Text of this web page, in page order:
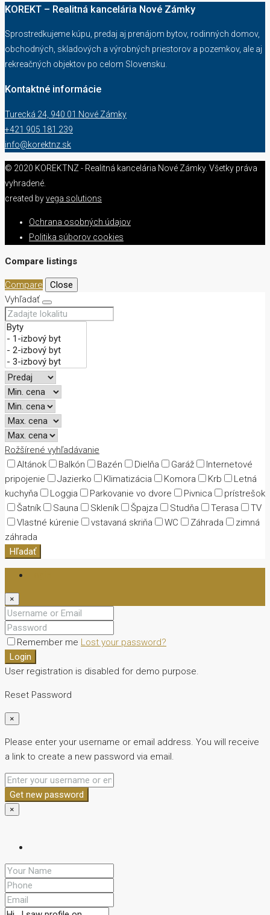
KOREKT – Realitná kancelária Nové Zámky
Sprostredkujeme kúpu, predaj aj prenájom bytov, rodinných domov,
obchodných, skladových a výrobných priestorov a pozemkov, ale aj
rekreačných objektov po celom Slovensku.
Kontaktné informácie
Turecká 24, 940 01 Nové Zámky
+421 905 181 239
info@korektnz.sk
© 2020 KOREKTNZ - Realitná kancelária Nové Zámky. Všetky práva
vyhradené.
created byvega solutions
Ochrana osobných údajov
Politika súborov cookies
Compare listings
Compare
Close
Vyhľadať
Rožšírené vyhľadávanie
Altánok
Balkón Bazén Dielňa Garáž
Internetové
pripojenie
Jazierko Klimatizácia Komora Krb
Letná
kuchyňa
Loggia Parkovanie vo dvore Pivnica
prístrešok
Šatník
Sauna Skleník Špajza Studňa Terasa
TV
Vlastné kúrenie
vstavaná skriňa WC Záhrada
zimná
záhrada
Hľadať
×
Remember me Lost your password?
Login
User registration is disabled for demo purpose.
Reset Password
×
Please enter your username or email address. You will receive
a link to create a new password via email.
Get new password
×